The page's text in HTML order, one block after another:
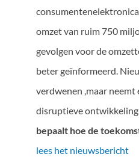
omzet van ruim 750
gevolgen voor de
beter geïnformeerd.
verdwenen ,maar
disruptieve
bepaalt hoe de
lees het nieuwsbericht